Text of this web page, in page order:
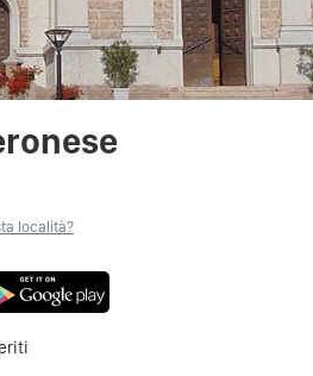
località?